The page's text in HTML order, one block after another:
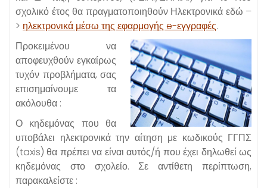
σχολικό έτος θα πραγματοποιηθούν Ηλεκτρονικά εδώ –
> ηλεκτρονικά μέσω της εφαρμογής e-εγγραφές.
Προκειμένου να
αποφευχθούν εγκαίρως
τυχόν προβλήματα, σας
επισημαίνουμε τα
ακόλουθα :
Ο κηδεμόνας που θα
υποβάλει ηλεκτρονικά την αίτηση με κωδικούς ΓΓΠΣ
(taxis) θα πρέπει να είναι αυτός/ή που έχει δηλωθεί ως
κηδεμόνας στο σχολείο. Σε αντίθετη περίπτωση,
παρακαλείστε :